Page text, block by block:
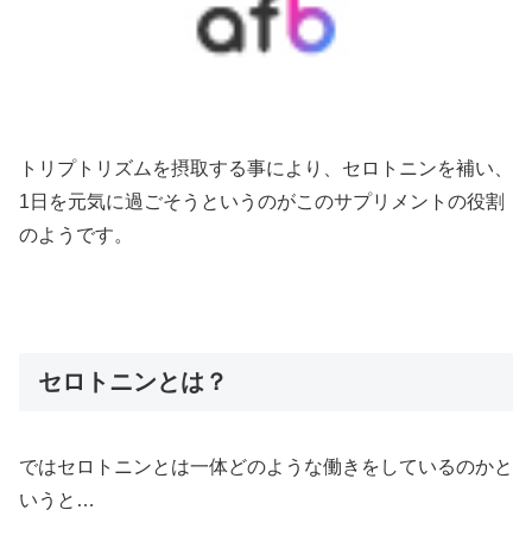
トリプトリズムを摂取する事により、セロトニンを補い、
1日を元気に過ごそうというのがこのサプリメントの役割
のようです。
セロトニンとは？
ではセロトニンとは一体どのような働きをしているのかと
いうと…